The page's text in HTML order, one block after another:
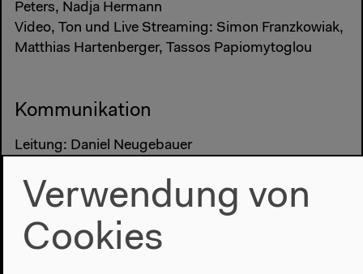
Peters, Nadja Hermann
Video, Ton und Live Streaming: Simon Franzkowiak,
Matthias Hartenberger, Tassos Papiomytoglou
Kommunikation
Leitung: Daniel Neugebauer
Müller, Franziska Wegener, Sabine Willig
Leitung Digitale Redaktion: Karen Khurana
Digitale Redaktion: Kristin Drechsler, Moritz
Hoffmann, Anna Leonie Hofmann, Jan Köhler, Elinor
Verwendung von
Cookies